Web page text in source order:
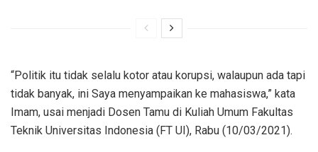
“Politik itu tidak selalu kotor atau korupsi, walaupun ada tapi
tidak banyak, ini Saya menyampaikan ke mahasiswa,” kata
Imam, usai menjadi Dosen Tamu di Kuliah Umum Fakultas
Teknik Universitas Indonesia (FT UI), Rabu (10/03/2021).